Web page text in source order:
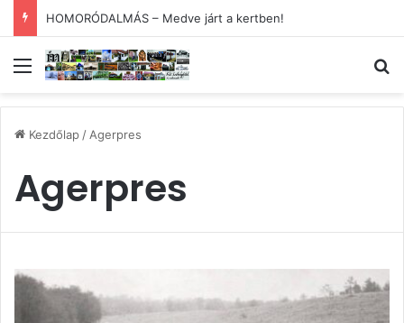
HOMORÓDALMÁS – Medve járt a kertben!
Menü
Kezdőlap/Agerpres
Agerpres